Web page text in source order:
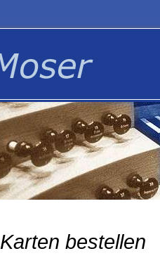
Karten bestellen